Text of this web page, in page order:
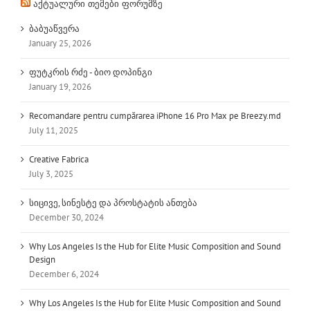
აქტუალური თემები ფორუმზე
ბაბუაწვერა
January 25, 2026
ფუტკრის რძე - ბიო დოპინგი
January 19, 2026
Recomandare pentru cumpărarea iPhone 16 Pro Max pe Breezy.md
July 11, 2025
Creative Fabrica
July 3, 2025
სიცივე, სინესტე და პროსტატის ანთება
December 30, 2024
Why Los Angeles Is the Hub for Elite Music Composition and Sound
Design
December 6, 2024
Why Los Angeles Is the Hub for Elite Music Composition and Sound